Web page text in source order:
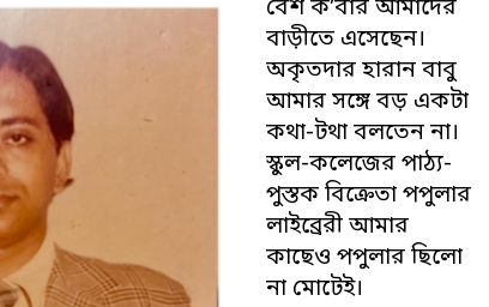
বেশ ক’বার আমাদের
বাড়ীতে এসেছেন।
অকৃতদার হারান বাবু
আমার সঙ্গে বড় একটা
কথা-টথা বলতেন না।
স্কুল-কলেজের পাঠ্য-
পুস্তক বিক্রেতা পপুলার
লাইব্রেরী আমার
কাছেও পপুলার ছিলো
না মোটেই।